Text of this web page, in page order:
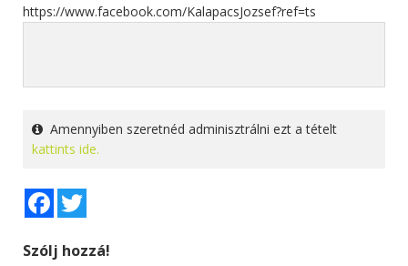
https://www.facebook.com/KalapacsJozsef?ref=ts
Amennyiben szeretnéd adminisztrálni ezt a tételt
kattints ide.
Facebook
Szólj hozzá!